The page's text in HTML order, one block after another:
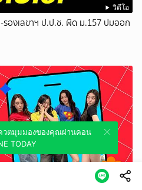
วิดีโอ
องเลขาฯ ป.ป.ช. ผิด ม.157 ปมออก
านคอนเทนต์นี้บน
วตมุมมองของคุณผ่านคอน
TODAY